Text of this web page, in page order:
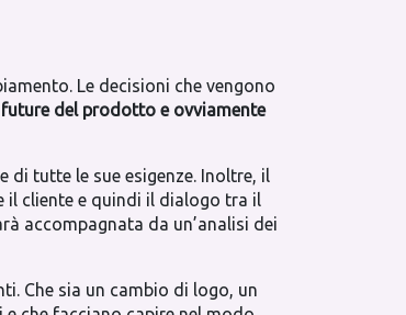
Le decisioni che vengono
del prodotto e ovviamente
di tutte le sue esigenze. Inoltre, il
il cliente e quindi il dialogo tra il
accompagnata da un’analisi dei
Che sia un cambio di logo, un